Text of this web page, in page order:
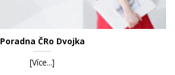
Poradna ČRo Dvojka
[Více...]